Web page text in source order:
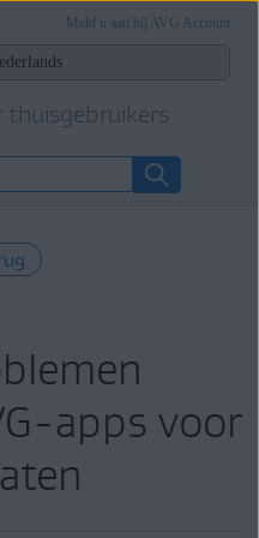
thuisgebruikers
Meld u aan bij AVG Account
apps voor